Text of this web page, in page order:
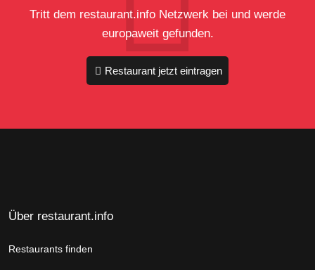
Tritt dem restaurant.info Netzwerk bei und werde
europaweit gefunden.
Restaurant jetzt eintragen
Über restaurant.info
Restaurants finden